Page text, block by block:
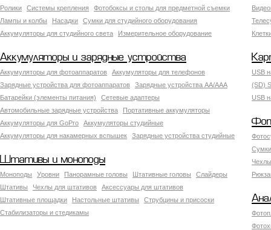
Ролики
Системы крепления
Фотобоксы и столы для предметной съемки
Лампы и колбы
Насадки
Сумки для студийного оборудования
Аккумуляторы для студийного света
Измерительное оборудование
Аккумуляторы и зарядные устройства
Аккумуляторы для фотоаппаратов
Аккумуляторы для телефонов
Зарядные устройства для фотоаппаратов
Зарядные устройства AA/AAA
Батарейки (элементы питания)
Сетевые адаптеры
Автомобильные зарядные устройства
Портативные аккумуляторы
Аккумуляторы для GoPro
Аккумуляторы студийные
Аккумуляторы для накамерных вспышек
Зарядные устройства студийные
USB
(SD)
USB
Штативы и моноподы
Моноподы Уровни Панорамные головы Штативные головы
Слайдеры
Штативы
Чехлы для штативов
Аксессуары для штативов
Штативные площадки
Настольные штативы
Струбцины и присоски
Стабилизаторы и стедикамы